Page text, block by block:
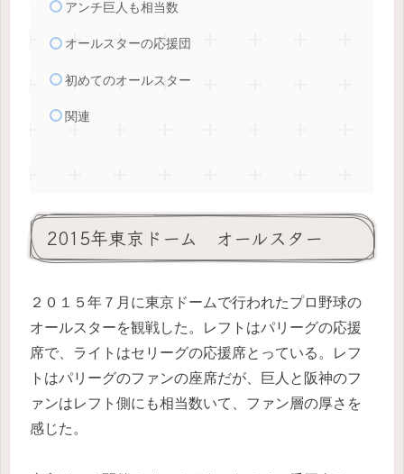
アンチ巨人も相当数
オールスターの応援団
初めてのオールスター
関連
2015年東京ドーム オールスター
２０１５年７月に東京ドームで行われたプロ野球の
オールスターを観戦した。レフトはパリーグの応援
席で、ライトはセリーグの応援席とっている。レフ
トはパリーグのファンの座席だが、巨人と阪神のフ
ァンはレフト側にも相当数いて、ファン層の厚さを
感じた。